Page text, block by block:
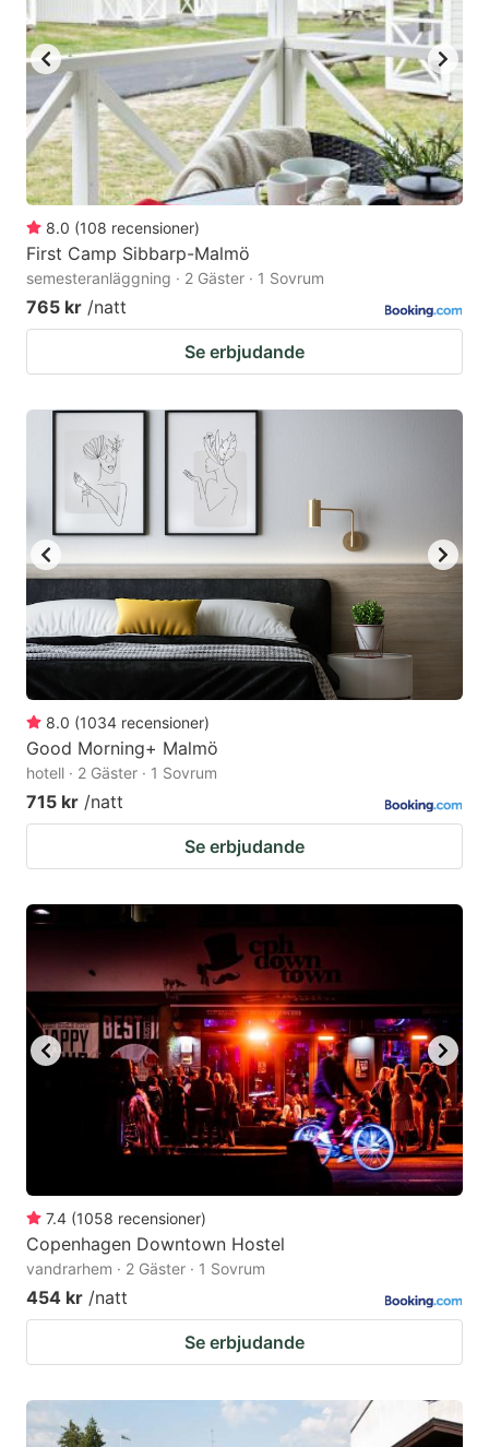
8.0 (108 recensioner)
First Camp Sibbarp-Malmö
semesteranläggning · 2 Gäster · 1 Sovrum
765 kr /natt
Se erbjudande
8.0 (1034 recensioner)
Good Morning+ Malmö
hotell · 2 Gäster · 1 Sovrum
715 kr /natt
Se erbjudande
7.4 (1058 recensioner)
Copenhagen Downtown Hostel
vandrarhem · 2 Gäster · 1 Sovrum
454 kr /natt
Se erbjudande